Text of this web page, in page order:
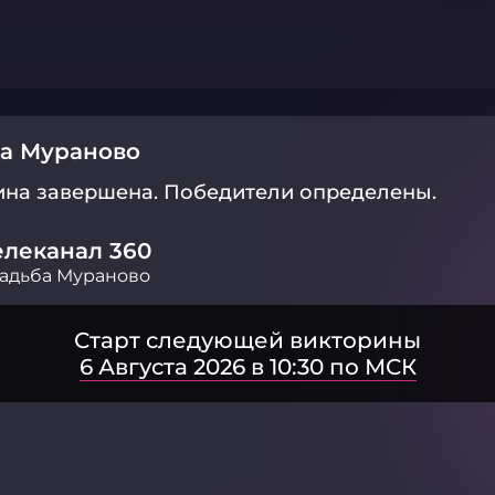
Мураново
завершена. Победители определены.
360
Мураново
Старт следующей викторины
6 Августа 2026 в 10:30 по МСК